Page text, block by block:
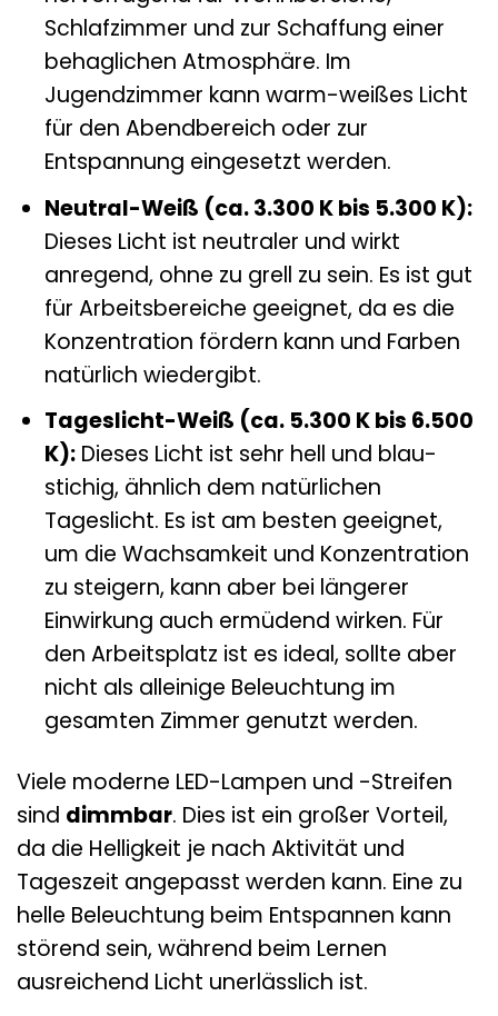
Schlafzimmer und zur Schaffung einer
behaglichen Atmosphäre. Im
Jugendzimmer kann warm-weißes Licht
für den Abendbereich oder zur
Entspannung eingesetzt werden.
Neutral-Weiß (ca. 3.300 K bis 5.300 K):
Dieses Licht ist neutraler und wirkt
anregend, ohne zu grell zu sein. Es ist gut
für Arbeitsbereiche geeignet, da es die
Konzentration fördern kann und Farben
natürlich wiedergibt.
Tageslicht-Weiß (ca. 5.300 K bis 6.500
K):Dieses Licht ist sehr hell und blau-
stichig, ähnlich dem natürlichen
Tageslicht. Es ist am besten geeignet,
um die Wachsamkeit und Konzentration
zu steigern, kann aber bei längerer
Einwirkung auch ermüdend wirken. Für
den Arbeitsplatz ist es ideal, sollte aber
nicht als alleinige Beleuchtung im
gesamten Zimmer genutzt werden.
Viele moderne LED-Lampen und -Streifen
sind dimmbar. Dies ist ein großer Vorteil,
da die Helligkeit je nach Aktivität und
Tageszeit angepasst werden kann. Eine zu
helle Beleuchtung beim Entspannen kann
störend sein, während beim Lernen
ausreichend Licht unerlässlich ist.